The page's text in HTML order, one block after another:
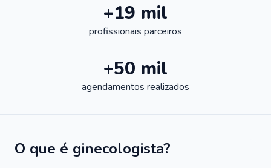
+19 mil
profissionais parceiros
+50 mil
agendamentos realizados
O que é ginecologista?